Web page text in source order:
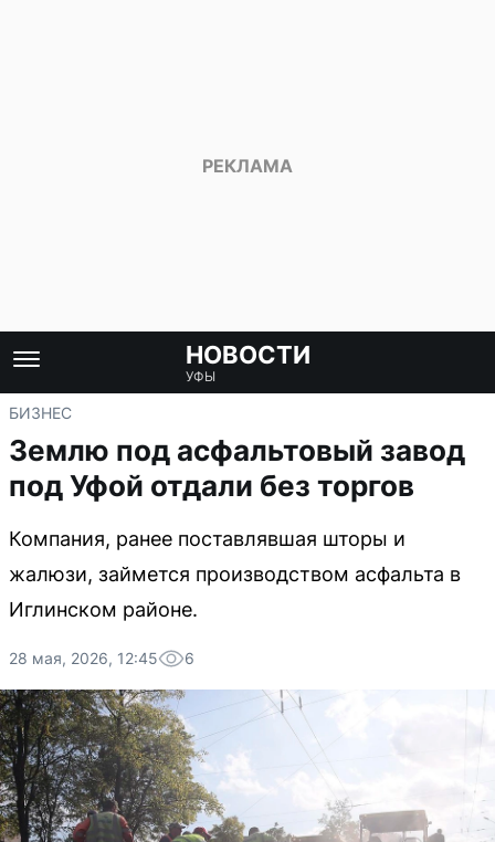
НОВОСТИ
УФЫ
БИЗНЕС
Землю под асфальтовый завод
под Уфой отдали без торгов
Компания, ранее поставлявшая шторы и
жалюзи, займется производством асфальта в
Иглинском районе.
28 мая, 2026, 12:45 6